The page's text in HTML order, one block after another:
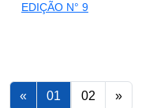
EDIÇÃO N° 9
« 01 02 »